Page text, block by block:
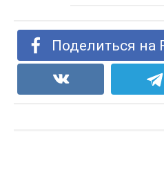
Поделиться на